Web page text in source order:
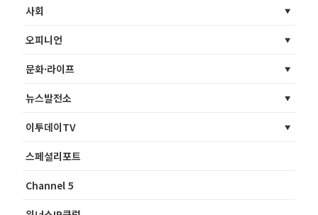
사회
오피니언
문화·라이프
뉴스발전소
이투데이TV
스페셜리포트
Channel 5